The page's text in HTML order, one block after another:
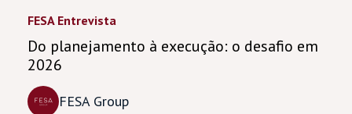
FESA Entrevista
Do planejamento à execução: o desafio em
2026
FESA Group